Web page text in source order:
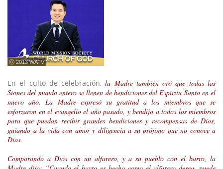
ⓒ 2013 WATV
En el culto de celebración,la Madre también oró que todas las
Siones del mundo entero se llenen de bendiciones del Espíritu Santo en el
nuevo año. La Madre expresó su gratitud a los miembros que se
esforzaron en el evangelio el año pasado, y bendijo a todos los miembros
para que puedan recibir grandes bendiciones y recompensas de Dios,
guiando a la vida con amor y diligencia a su prójimo que no conoce a
Dios.
Comparando a Dios con un alfarero, y a su pueblo con el barro, la